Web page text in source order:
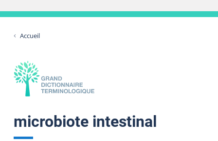
Accueil
microbiote intestinal